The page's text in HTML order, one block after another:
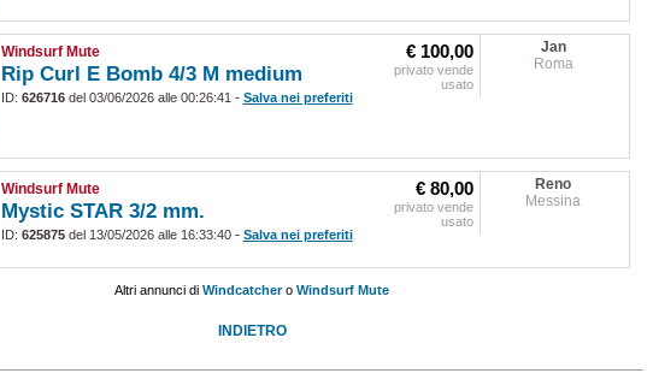
Windsurf Mute
Rip Curl E Bomb 4/3 M medium
ID: 626716del 03/06/2026 alle 00:26:41- Salva nei preferiti
€ 100,00
privato vende
usato
Jan
Roma
Windsurf Mute
Mystic STAR 3/2 mm.
ID: 625875del 13/05/2026 alle 16:33:40- Salva nei preferiti
€ 80,00
privato vende
usato
Reno
Messina
Altri annunci di Windcatchero Windsurf Mute
INDIETRO